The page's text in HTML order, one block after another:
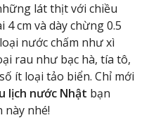
lát thịt với chiều
4 cm và dày chừng 0.5
nước chấm như xì
rau như bạc hà, tía tô,
ít loại tảo biển. Chỉ mới
lịch nước Nhật bạn
nhé!